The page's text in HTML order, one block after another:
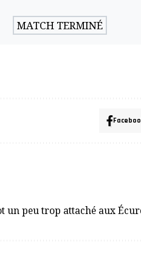
MATCH TERMINÉ
un peu trop attaché aux